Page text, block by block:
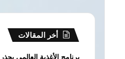
أخر المقالات
برنامج الأغذية العالمي